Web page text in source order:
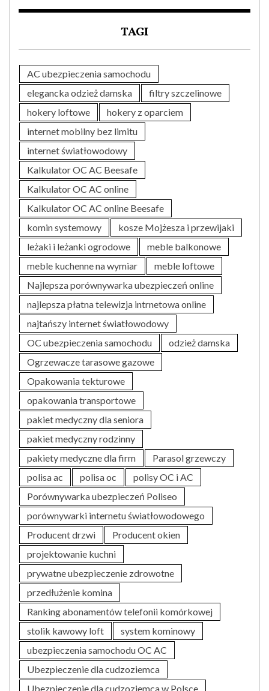
TAGI
AC ubezpieczenia samochodu
elegancka odzież damska
filtry szczelinowe
hokery loftowe
hokery z oparciem
internet mobilny bez limitu
internet światłowodowy
Kalkulator OC AC Beesafe
Kalkulator OC AC online
Kalkulator OC AC online Beesafe
komin systemowy
kosze Mojżesza i przewijaki
leżaki i leżanki ogrodowe
meble balkonowe
meble kuchenne na wymiar
meble loftowe
Najlepsza porównywarka ubezpieczeń online
najlepsza płatna telewizja intrnetowa online
najtańszy internet światłowodowy
OC ubezpieczenia samochodu
odzież damska
Ogrzewacze tarasowe gazowe
Opakowania tekturowe
opakowania transportowe
pakiet medyczny dla seniora
pakiet medyczny rodzinny
pakiety medyczne dla firm
Parasol grzewczy
polisa ac
polisa oc
polisy OC i AC
Porównywarka ubezpieczeń Poliseo
porównywarki internetu światłowodowego
Producent drzwi
Producent okien
projektowanie kuchni
prywatne ubezpieczenie zdrowotne
przedłużenie komina
Ranking abonamentów telefonii komórkowej
stolik kawowy loft
system kominowy
ubezpieczenia samochodu OC AC
Ubezpieczenie dla cudzoziemca
Ubezpieczenie dla cudzoziemca w Polsce